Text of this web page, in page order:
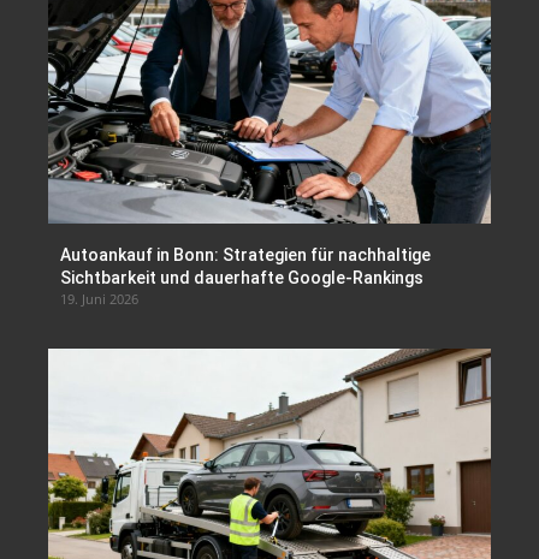
Autoankauf in Bonn: Strategien für nachhaltige
Sichtbarkeit und dauerhafte Google-Rankings
19. Juni 2026